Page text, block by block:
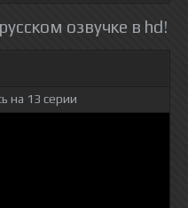
озвучке в hd!
на 13 серии